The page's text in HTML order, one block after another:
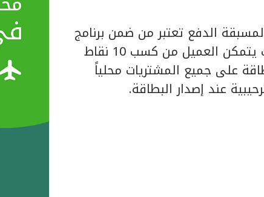
الدفع تعتبر من ضمن برنامج
المكافآت الخاص ببيت التمويل الكويتي حيث يتمكن العميل من كسب 10 نقاط
البطاقة على جميع المشتريات محلياً